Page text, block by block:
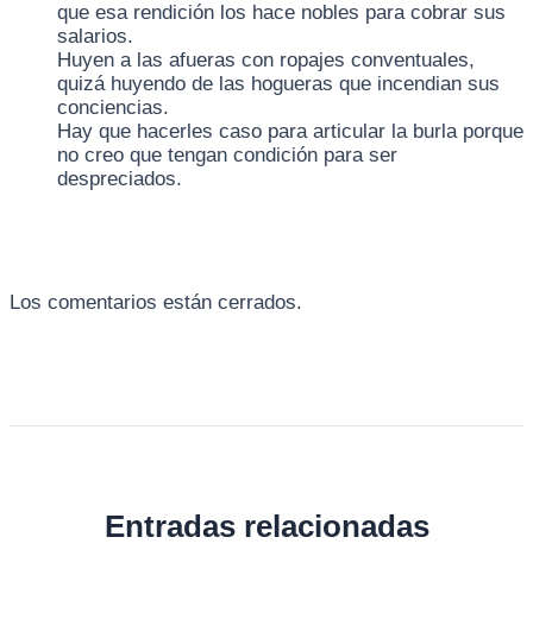
que esa rendición los hace nobles para cobrar sus
salarios.
Huyen a las afueras con ropajes conventuales,
quizá huyendo de las hogueras que incendian sus
conciencias.
Hay que hacerles caso para articular la burla porque
no creo que tengan condición para ser
despreciados.
Los comentarios están cerrados.
Entradas relacionadas